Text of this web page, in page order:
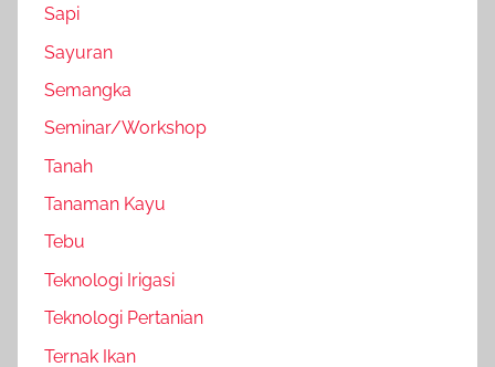
Sapi
Sayuran
Semangka
Seminar/Workshop
Tanah
Tanaman Kayu
Tebu
Teknologi Irigasi
Teknologi Pertanian
Ternak Ikan